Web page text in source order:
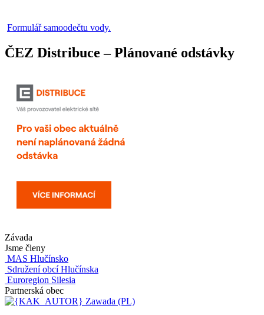
Formulář samoodečtu vody.
ČEZ Distribuce – Plánované odstávky
Závada
Jsme členy
MAS Hlučínsko
Sdružení obcí Hlučínska
Euroregion Silesia
Partnerská obec
Zawada (PL)